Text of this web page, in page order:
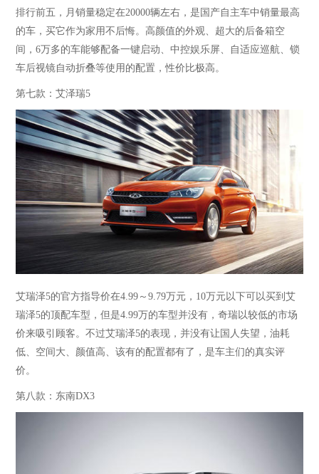
排行前五，月销量稳定在20000辆左右，是国产自主车中销量最高
的车，买它作为家用不后悔。高颜值的外观、超大的后备箱空
间，6万多的车能够配备一键启动、中控娱乐屏、自适应巡航、锁
车后视镜自动折叠等使用的配置，性价比极高 。
第七款：艾泽瑞5
艾瑞泽5的官方指导价在4.99～9.79万元，10万元以下可以买到艾
瑞泽5的顶配车型，但是4.99万的车型并没有，奇瑞以较低的市场
价来吸引顾客。不过艾瑞泽5的表现，并没有让国人失望，油耗
低、空间大、颜值高、该有的配置都有了，是车主们的真实评
价。
第八款：东南DX3